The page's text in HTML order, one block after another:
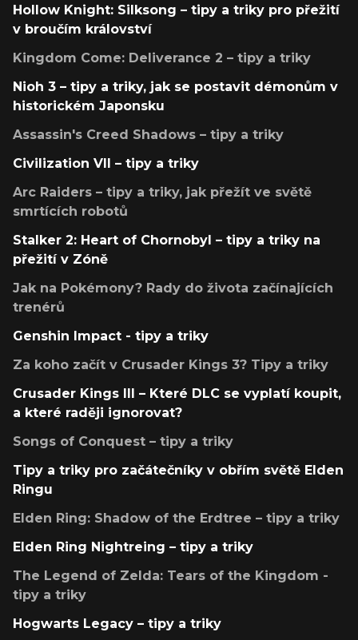
Hollow Knight: Silksong – tipy a triky pro přežití
v broučím království
Kingdom Come: Deliverance 2 – tipy a triky
Nioh 3 – tipy a triky, jak se postavit démonům v
historickém Japonsku
Assassin's Creed Shadows – tipy a triky
Civilization VII – tipy a triky
Arc Raiders – tipy a triky, jak přežít ve světě
smrtících robotů
Stalker 2: Heart of Chornobyl – tipy a triky na
přežití v Zóně
Jak na Pokémony? Rady do života začínajících
trenérů
Genshin Impact - tipy a triky
Za koho začít v Crusader Kings 3? Tipy a triky
Crusader Kings III – Které DLC se vyplatí koupit,
a které raději ignorovat?
Songs of Conquest – tipy a triky
Tipy a triky pro začátečníky v obřím světě Elden
Ringu
Elden Ring: Shadow of the Erdtree – tipy a triky
Elden Ring Nightreing – tipy a triky
The Legend of Zelda: Tears of the Kingdom -
tipy a triky
Hogwarts Legacy – tipy a triky